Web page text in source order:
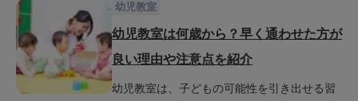
いる方もいらっしゃるのではないでしょう
か。この記事では3歳まで家で育てることのメ
す。保護者が子どもの成長を間近で見守れる
良さなどメリットや自宅保育ならではの課題
幼児教室
幼児教室は何歳から？早く通わせた方が
良い理由や注意点を紹介
幼児教室は、子どもの可能性を引き出せる習